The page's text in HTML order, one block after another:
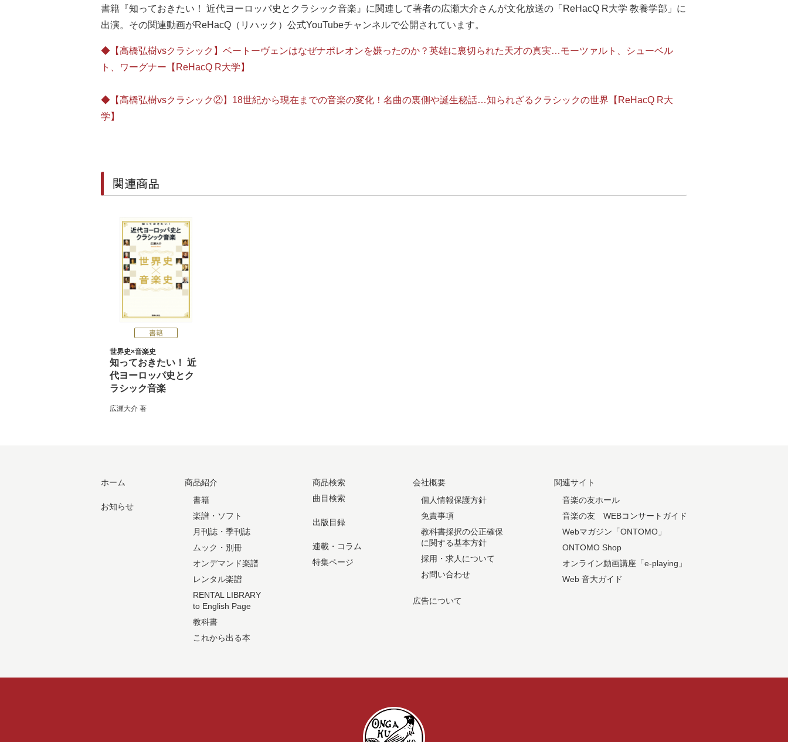
書籍『知っておきたい！ 近代ヨーロッパ史とクラシック音楽』に関連して著者の広瀬大介さんが文化放送の「ReHacQ R大学 教養学部」に
出演。その関連動画がReHacQ（リハック）公式YouTubeチャンネルで公開されています。
◆【高橋弘樹vsクラシック】ベートーヴェンはなぜナポレオンを嫌ったのか？英雄に裏切られた天才の真実…モーツァルト、シューベル
ト、ワーグナー【ReHacQ R大学】
◆【高橋弘樹vsクラシック②】18世紀から現在までの音楽の変化！名曲の裏側や誕生秘話…知られざるクラシックの世界【ReHacQ R大
学】
関連商品
書籍
世界史×音楽史
知っておきたい！ 近
代ヨーロッパ史とク
ラシック音楽
広瀬大介 著
ホーム
お知らせ
商品紹介
書籍
楽譜・ソフト
月刊誌・季刊誌
ムック・別冊
オンデマンド楽譜
レンタル楽譜
RENTAL LIBRARY
to English Page
教科書
これから出る本
商品検索
曲目検索
出版目録
連載・コラム
特集ページ
会社概要
個人情報保護方針
免責事項
教科書採択の公正確保
に関する基本方針
採用・求人について
お問い合わせ
広告について
関連サイト
音楽の友ホール
音楽の友 WEBコンサートガイド
Webマガジン「ONTOMO」
ONTOMO Shop
オンライン動画講座「e-playing」
Web 音大ガイド